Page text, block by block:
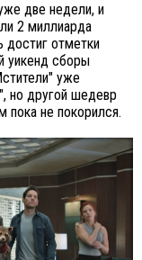
две недели, и
2 миллиарда
достиг отметки
уикенд сборы
уже
но другой шедевр
не покорился.